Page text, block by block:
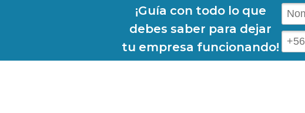
Copyright 2013-2026 AbogaDOC | Teléfono: +56-2-3210-6610